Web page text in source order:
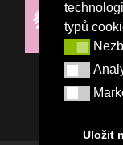
typů
Nezbytné
Analytické
Uložit